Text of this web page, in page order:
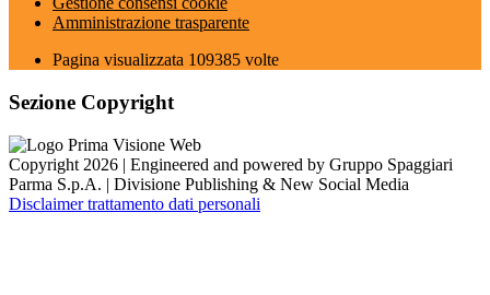
Amministrazione trasparente
Pagina visualizzata 109385 volte
Sezione Copyright
Copyright 2026 | Engineered and powered by Gruppo Spaggiari
Parma S.p.A. | Divisione Publishing & New Social Media
Disclaimer trattamento dati personali